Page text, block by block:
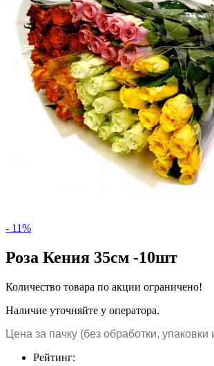
- 11%
Роза Кения 35см -10шт
Количество товара по акции ограничено!
Наличие уточняйте у оператора.
Цена за пачку (без обработки, упаковки
Рейтинг: